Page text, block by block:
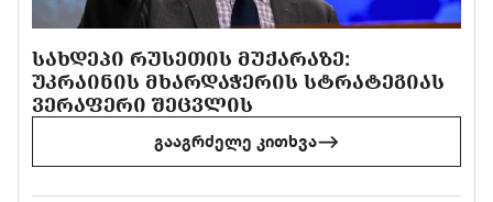
ᲡᲐᲮᲓᲔᲞᲘ ᲠᲣᲡᲔᲗᲘᲡ ᲛᲣᲥᲐᲠᲐᲖᲔ:
ᲣᲙᲠᲐᲘᲜᲘᲡ ᲛᲮᲐᲠᲓᲐᲭᲔᲠᲘᲡ ᲡᲢᲠᲐᲢᲔᲒᲘᲐᲡ
ᲕᲔᲠᲐᲤᲔᲠᲘ ᲨᲔᲪᲕᲚᲘᲡ
გააგრძელე კითხვა